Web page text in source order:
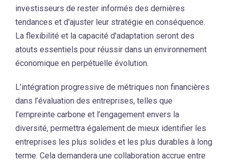
investisseurs de rester informés des dernières
tendances et d'ajuster leur stratégie en conséquence.
La flexibilité et la capacité d'adaptation seront des
atouts essentiels pour réussir dans un environnement
économique en perpétuelle évolution.
L’intégration progressive de métriques non financières
dans l’évaluation des entreprises, telles que
l’empreinte carbone et l’engagement envers la
diversité, permettra également de mieux identifier les
entreprises les plus solides et les plus durables à long
terme. Cela demandera une collaboration accrue entre